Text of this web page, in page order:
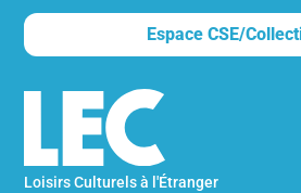
le
site
Espace CSE/
Loisirs Culturels à l'Étranger